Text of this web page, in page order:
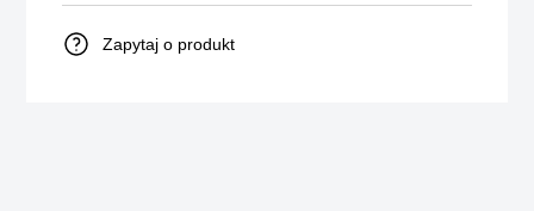
Zapytaj o produkt